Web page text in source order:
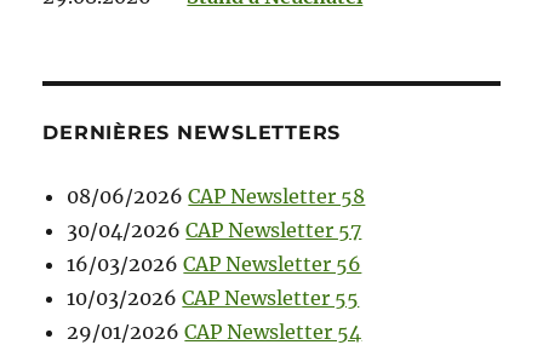
DERNIÈRES NEWSLETTERS
08/06/2026 CAP Newsletter 58
30/04/2026 CAP Newsletter 57
16/03/2026 CAP Newsletter 56
10/03/2026 CAP Newsletter 55
29/01/2026 CAP Newsletter 54